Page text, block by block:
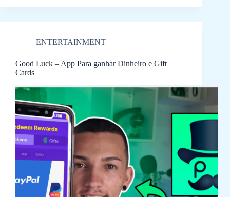
ENTERTAINMENT
Good Luck – App Para ganhar Dinheiro e Gift
Cards